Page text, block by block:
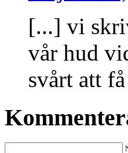
[...] vi
vår hud
svårt att